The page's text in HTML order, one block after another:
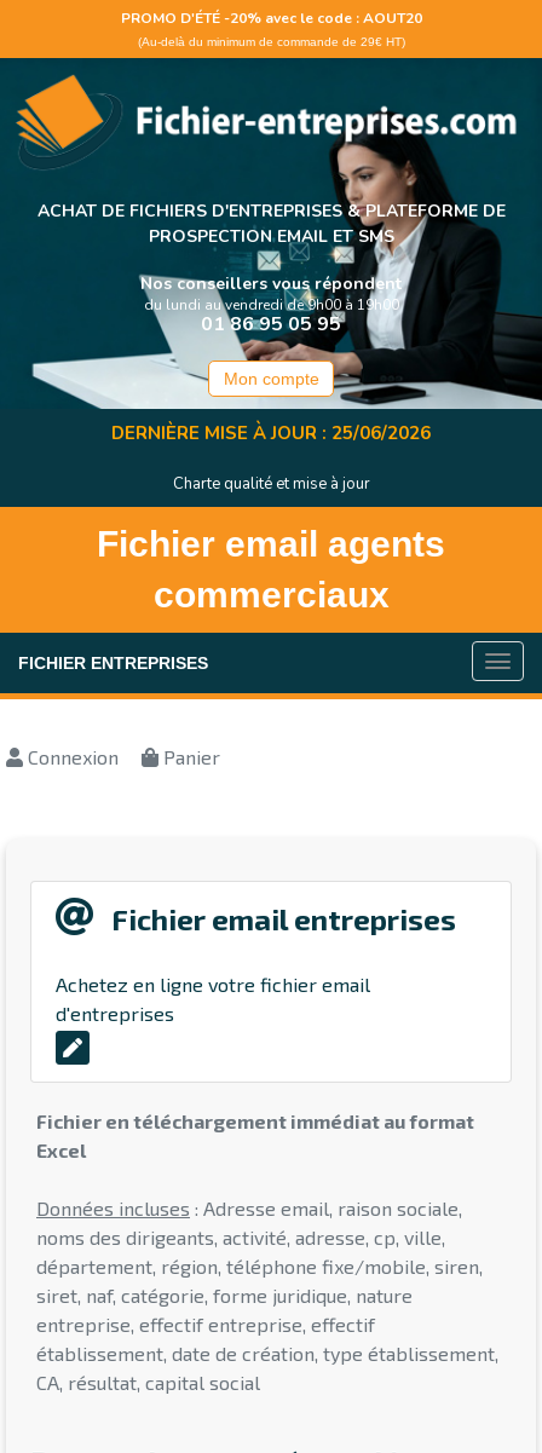
Panneau de gestion des cookies
PROMO D'ÉTÉ -20% avec le code : AOUT20
(Au-delà du minimum de commande de 29€ HT)
ACHAT DE FICHIERS D'ENTREPRISES &PLATEFORME DE
PROSPECTION EMAIL ET SMS
Nos conseillers vous répondent
du lundi au vendredi de 9h00 à 19h00
01 86 95 05 95
Mon compte
DERNIÈRE MISE À JOUR : 25/06/2026
Charte qualité et mise à jour
Fichier email agents
commerciaux
FICHIER ENTREPRISES